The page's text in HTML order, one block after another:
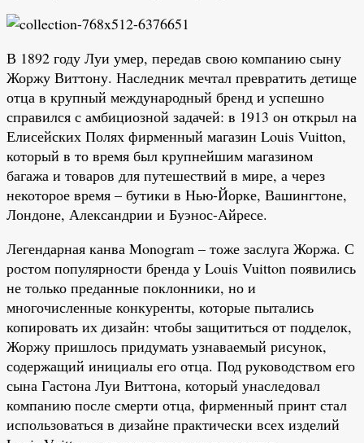
В 1892 году Луи умер, передав свою компанию сыну
Жоржу Виттону. Наследник мечтал превратить детище
отца в крупный международный бренд и успешно
справился с амбициозной задачей: в 1913 он открыл на
Елисейских Полях фирменный магазин Louis Vuitton,
который в то время был крупнейшим магазином
багажа и товаров для путешествий в мире, а через
некоторое время – бутики в Нью-Йорке, Вашингтоне,
Лондоне, Александрии и Буэнос-Айресе.
Легендарная канва Monogram – тоже заслуга Жоржа. С
ростом популярности бренда у Louis Vuitton появились
не только преданные поклонники, но и
многочисленные конкуренты, которые пытались
копировать их дизайн: чтобы защититься от подделок,
Жоржу пришлось придумать узнаваемый рисунок,
содержащий инициалы его отца. Под руководством его
сына Гастона Луи Виттона, который унаследовал
компанию после смерти отца, фирменный принт стал
использоваться в дизайне практически всех изделий